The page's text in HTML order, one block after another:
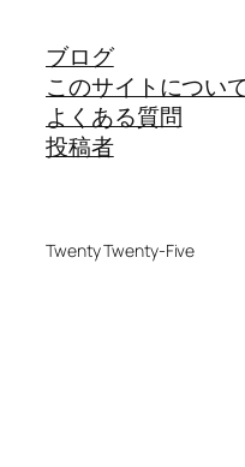
ブログ
このサイトについ
よくある質問
投稿者
Twenty Twenty-Five